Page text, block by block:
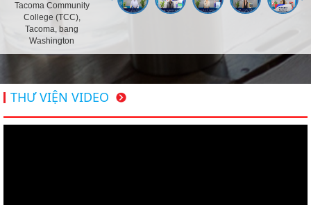
Tacoma Community
College (TCC),
Tacoma, bang
Washington
THƯ VIỆN VIDEO